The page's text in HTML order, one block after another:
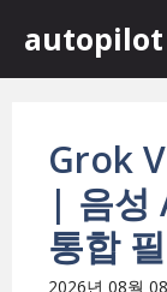
츠
autopilot
Grok
| 음성
통합
2026년 08월